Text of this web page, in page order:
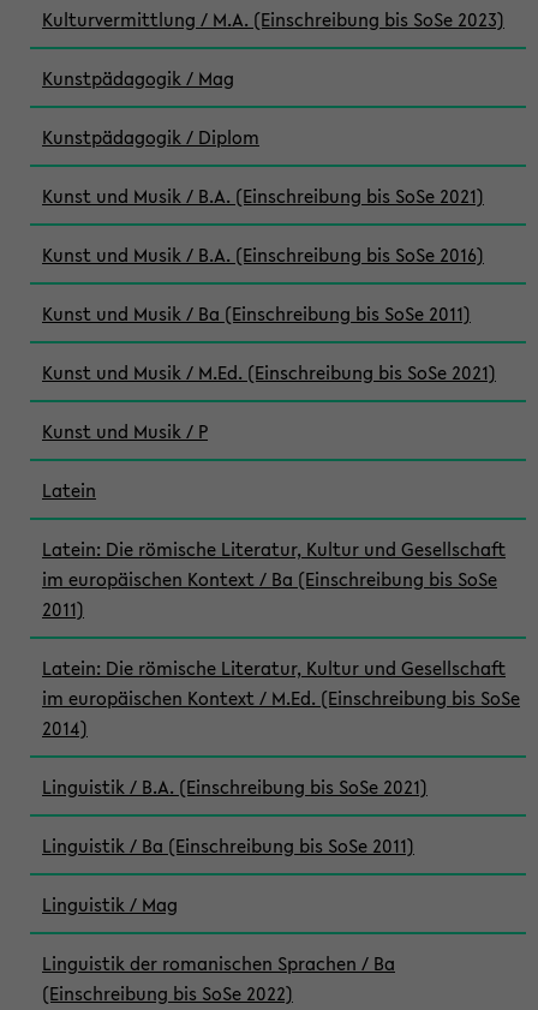
Kulturvermittlung / M.A. (Einschreibung bis SoSe 2023)
Kunstpädagogik / Mag
Kunstpädagogik / Diplom
Kunst und Musik / B.A. (Einschreibung bis SoSe 2021)
Kunst und Musik / B.A. (Einschreibung bis SoSe 2016)
Kunst und Musik / Ba (Einschreibung bis SoSe 2011)
Kunst und Musik / M.Ed. (Einschreibung bis SoSe 2021)
Kunst und Musik / P
Latein
Latein: Die römische Literatur, Kultur und Gesellschaft
im europäischen Kontext / Ba (Einschreibung bis SoSe
2011)
Latein: Die römische Literatur, Kultur und Gesellschaft
im europäischen Kontext / M.Ed. (Einschreibung bis SoSe
2014)
Linguistik / B.A. (Einschreibung bis SoSe 2021)
Linguistik / Ba (Einschreibung bis SoSe 2011)
Linguistik / Mag
Linguistik der romanischen Sprachen / Ba
(Einschreibung bis SoSe 2022)